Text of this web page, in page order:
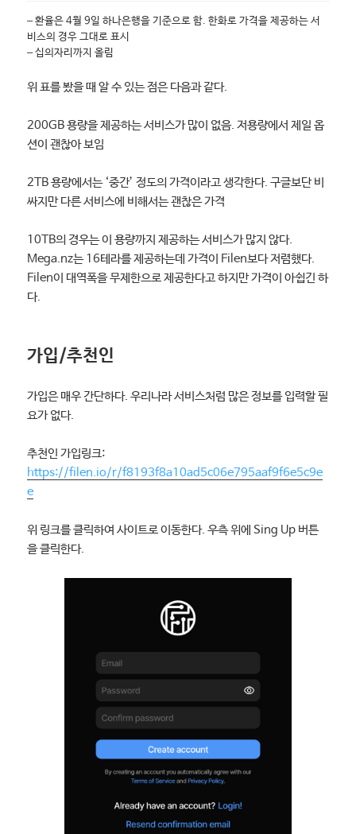
– 환율은 4월 9일 하나은행을 기준으로 함. 한화로 가격을 제공하는 서
비스의 경우 그대로 표시
– 십의자리까지 올림
위 표를 봤을 때 알 수 있는 점은 다음과 같다.
200GB 용량을 제공하는 서비스가 많이 없음. 저용량에서 제일 옵
션이 괜찮아 보임
2TB 용량에서는 ‘중간’ 정도의 가격이라고 생각한다. 구글보단 비
싸지만 다른 서비스에 비해서는 괜찮은 가격
10TB의 경우는 이 용량까지 제공하는 서비스가 많지 않다.
Mega.nz는 16테라를 제공하는데 가격이 Filen보다 저렴했다.
Filen이 대역폭을 무제한으로 제공한다고 하지만 가격이 아쉽긴 하
다.
가입/추천인
가입은 매우 간단하다. 우리나라 서비스처럼 많은 정보를 입력할 필
요가 없다.
추천인 가입링크:
https://filen.io/r/f8193f8a10ad5c06e795aaf9f6e5c9e
e
위 링크를 클릭하여 사이트로 이동한다. 우측 위에 Sing Up 버튼
을 클릭한다.